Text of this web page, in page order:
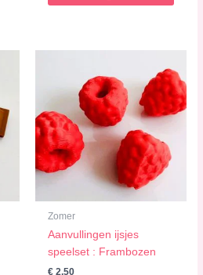
Zomer
Aanvullingen ijsjes
speelset : Frambozen
€ 2,50